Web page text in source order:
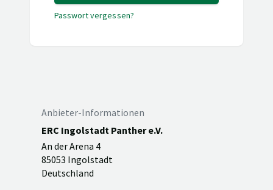
Passwort vergessen?
Anbieter-Informationen
ERC Ingolstadt Panther e.V.
An der Arena 4
85053 Ingolstadt
Deutschland